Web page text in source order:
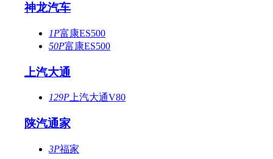
神龙汽车
1P富康ES500
50P富康ES500
上汽大通
129P 上汽大通V80
陕汽通家
3P福家